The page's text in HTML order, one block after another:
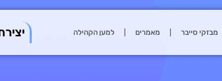
מבזקי סייבר מאמרים למען הקהילה